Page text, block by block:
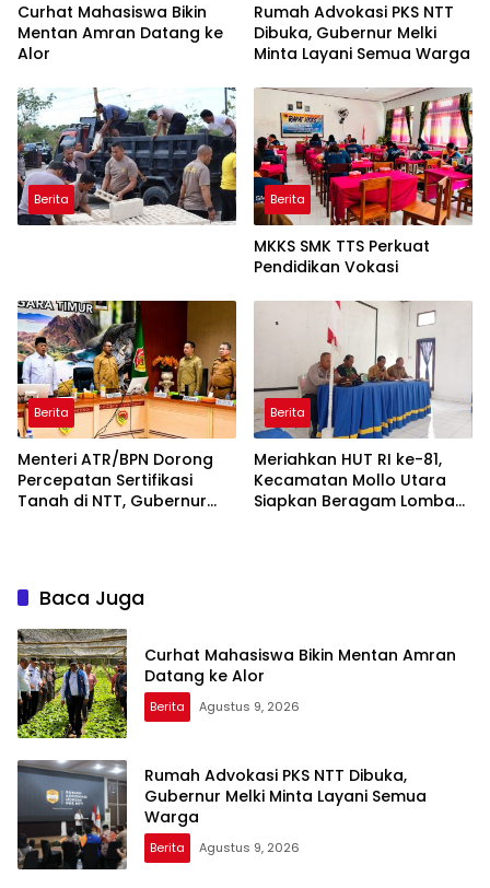
Curhat Mahasiswa Bikin
Mentan Amran Datang ke
Alor
Rumah Advokasi PKS NTT
Dibuka, Gubernur Melki
Minta Layani Semua Warga
Berita Berita
MKKS SMK TTS Perkuat
Pendidikan Vokasi
Berita
Menteri ATR/BPN Dorong
Percepatan Sertifikasi
Tanah di NTT, Gubernur
Berita
Meriahkan HUT RI ke-81,
Kecamatan Mollo Utara
Siapkan Beragam Lomba
Baca Juga
Curhat Mahasiswa Bikin Mentan Amran
Datang ke Alor
Berita Agustus 9, 2026
Rumah Advokasi PKS NTT Dibuka,
Gubernur Melki Minta Layani Semua
Warga
Berita Agustus 9, 2026